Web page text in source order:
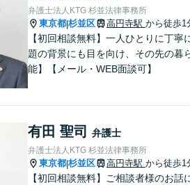
弁護士法人KTG 杉並法律事務所
東京都|杉並区 高円寺駅 から徒歩1
【初回相談無料】一人ひとりに丁
題の背景にも目を向け、その先の暮
能】【メール・WEB面談可】
有田 聖司 弁護士
弁護士法人KTG 杉並法律事務所
東京都|杉並区 高円寺駅 から徒歩1
【初回相談無料】ご相談者様のお